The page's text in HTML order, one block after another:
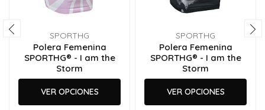
SPORTHG
Polera Femenina
SPORTHG® - I am the
Storm
VER OPCIONES
SPORTHG
Polera Femenina
SPORTHG® - I am the
Storm
VER OPCIONES